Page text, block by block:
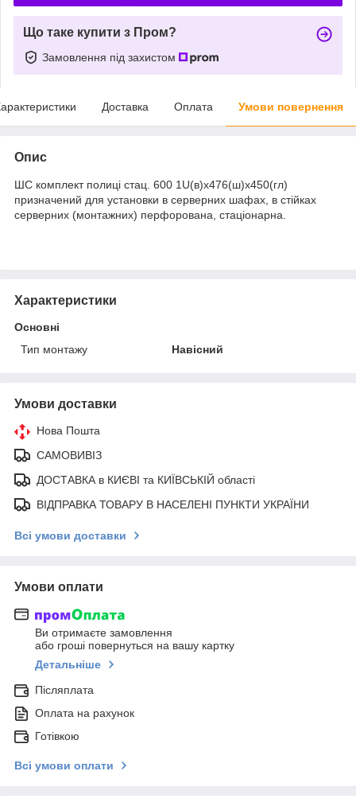
Що таке купити з Пром?
Замовлення під захистом
Доставка Оплата Умови повернення
Опис
ШС комплект полиці стац. 600 1U(в)х476(ш)х450(гл)
призначений для установки в серверних шафах, в стійках
серверних (монтажних) перфорована, стаціонарна.
Характеристики
Основні
Тип монтажу
Навісний
Умови доставки
Нова Пошта
САМОВИВІЗ
ДОСТАВКА в КИЄВІ та КИЇВСЬКІЙ області
ВІДПРАВКА ТОВАРУ В НАСЕЛЕНІ ПУНКТИ УКРАЇНИ
Всі умови доставки
Умови оплати
Ви отримаєте замовлення
або гроші повернуться на вашу картку
Детальніше
Післяплата
Оплата на рахунок
Готівкою
Всі умови оплати